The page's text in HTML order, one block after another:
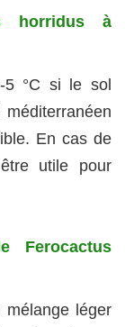
horridus à
5 °C si le sol
En cas de
utile pour
Ferocactus
léger